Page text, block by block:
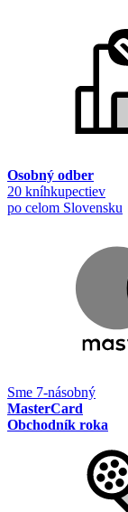
Osobný odber
20 kníhkupectiev
po celom Slovensku
Sme 7-násobný
MasterCard
Obchodník roka